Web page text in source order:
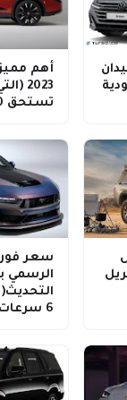
أهم
2023
تستحق 56500 دولار)
الرسمي
6 سرعات)